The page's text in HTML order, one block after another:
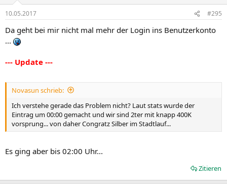
10.05.2017 #295
Da geht bei mir nicht mal mehr der Login ins Benutzerkonto
...
--- Update ---
Novasun schrieb:
Ich verstehe gerade das Problem nicht? Laut stats wurde der
Eintrag um 00:00 gemacht und wir sind 2ter mit knapp 400K
vorsprung... von daher Congratz Silber im Stadtlauf...
Es ging aber bis 02:00 Uhr...
Zitieren